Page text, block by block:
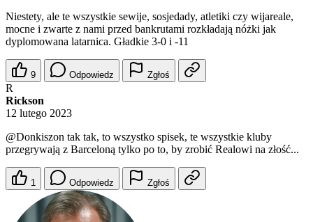
Niestety, ale te wszystkie sewije, sosjedady, atletiki czy wijareale,
mocne i zwarte z nami przed bankrutami rozkładają nóżki jak
dyplomowana latarnica. Gładkie 3-0 i -11
9 Odpowiedz Zgłoś
R
Rickson
12 lutego 2023
@Donkiszon tak tak, to wszystko spisek, te wszystkie kluby
przegrywają z Barceloną tylko po to, by zrobić Realowi na złość...
1 Odpowiedz Zgłoś